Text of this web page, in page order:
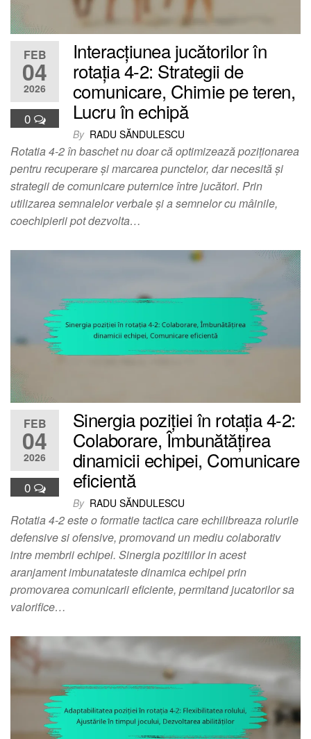
FEB
04
2026
0
Interacțiunea jucătorilor în
rotația 4-2: Strategii de
comunicare, Chimie pe teren,
Lucru în echipă
By RADU SĂNDULESCU
Rotatia 4-2 în baschet nu doar că optimizează poziționarea
pentru recuperare și marcarea punctelor, dar necesită și
strategii de comunicare puternice între jucători. Prin
utilizarea semnalelor verbale și a semnelor cu mâinile,
coechipierii pot dezvolta…
FEB
04
2026
0
Sinergia poziției în rotația 4-2:
Colaborare, Îmbunătățirea
dinamicii echipei, Comunicare
eficientă
By RADU SĂNDULESCU
Rotatia 4-2 este o formatie tactica care echilibreaza rolurile
defensive si ofensive, promovand un mediu colaborativ
intre membrii echipei. Sinergia pozitiilor in acest
aranjament imbunatateste dinamica echipei prin
promovarea comunicarii eficiente, permitand jucatorilor sa
valorifice…